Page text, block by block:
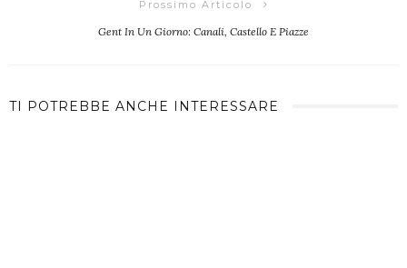
Prossimo Articolo
Gent In Un Giorno: Canali, Castello E Piazze
TI POTREBBE ANCHE INTERESSARE